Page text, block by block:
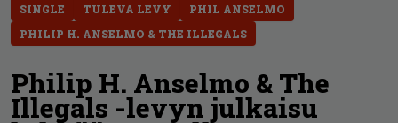
SINGLE TULEVA LEVY
PHIL ANSELMO
PHILIP H. ANSELMO & THE ILLEGALS
Philip H. Anselmo & The
Illegals -levyn julkaisu